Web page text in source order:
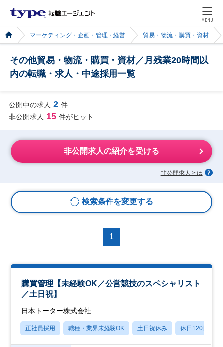
MENU
マーケティング・企画・管理・経営 貿易・物流・購買・資材
その他貿易・物流・購買・資材／月残業20時間以
内の転職・求人・中途採用一覧
公開中の求人 2 件
非公開求人 15 件がヒット
非公開求人の紹介を受ける
非公開求人とは
検索条件を変更する
1
購買管理【未経験OK／公営競技のスペシャリスト
／土日祝】
日本トーター株式会社
正社員採用 職種・業界未経験OK 土日祝休み 休日120日以上